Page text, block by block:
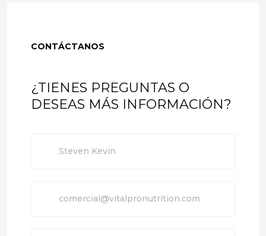
CONTÁCTANOS
¿TIENES PREGUNTAS O
DESEAS MÁS INFORMACIÓN?